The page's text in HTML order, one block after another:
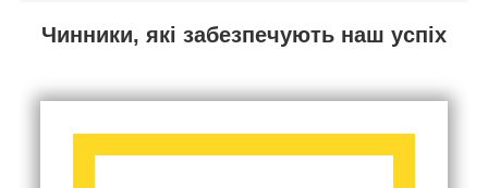
Чинники, які забезпечують наш успіх